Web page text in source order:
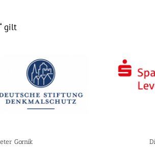
gilt
Gornik